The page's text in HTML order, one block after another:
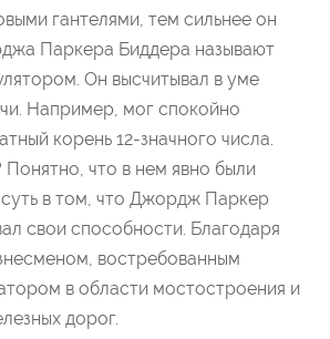
гантелями, тем сильнее он
Паркера Биддера называют
Он высчитывал в уме
Например, мог спокойно
корень 12-значного числа.
что в нем явно были
суть в том, что Джордж Паркер
свои способности. Благодаря
востребованным
в области мостостроения и
дорог.